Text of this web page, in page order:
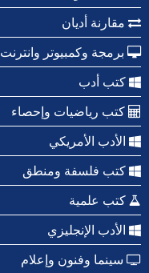
مقارنة أديان
برمجة وكمبيوتر وانترنت
كتب أدب
كتب رياضيات وإحصاء
الأدب الأمريكي
كتب فلسفة ومنطق
كتب علمية
الأدب الإنجليزي
سينما وفنون وإعلام